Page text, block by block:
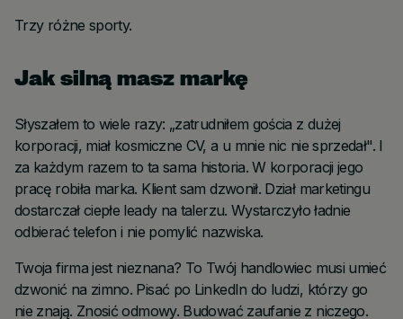
Trzy różne sporty.
Jak silną masz markę
Słyszałem to wiele razy: „zatrudniłem gościa z dużej
korporacji, miał kosmiczne CV, a u mnie nic nie sprzedał". I
za każdym razem to ta sama historia. W korporacji jego
pracę robiła marka. Klient sam dzwonił. Dział marketingu
dostarczał ciepłe leady na talerzu. Wystarczyło ładnie
odbierać telefon i nie pomylić nazwiska.
Twoja firma jest nieznana? To Twój handlowiec musi umieć
dzwonić na zimno. Pisać po LinkedIn do ludzi, którzy go
nie znają. Znosić odmowy. Budować zaufanie z niczego.